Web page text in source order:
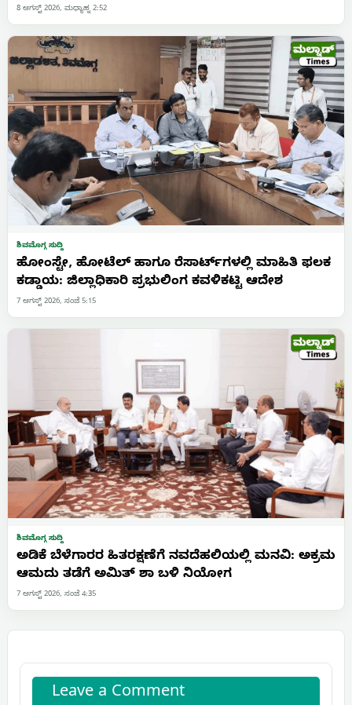
8 ಆಗಸ್ಟ್ 2026, ಮಧ್ಯಾಹ್ನ 2:52
ಶಿವಮೊಗ್ಗ ಸುದ್ದಿ
ಹೋಂಸ್ಟೇ, ಹೋಟೆಲ್ ಹಾಗೂ ರೆಸಾರ್ಟ್‌ಗಳಲ್ಲಿ ಮಾಹಿತಿ ಫಲಕ
ಕಡ್ಡಾಯ: ಜಿಲ್ಲಾಧಿಕಾರಿ ಪ್ರಭುಲಿಂಗ ಕವಳಿಕಟ್ಟಿ ಆದೇಶ
7 ಆಗಸ್ಟ್ 2026, ಸಂಜೆ 5:15
ಶಿವಮೊಗ್ಗ ಸುದ್ದಿ
ಅಡಿಕೆ ಬೆಳೆಗಾರರ ಹಿತರಕ್ಷಣೆಗೆ ನವದೆಹಲಿಯಲ್ಲಿ ಮನವಿ: ಅಕ್ರಮ
ಆಮದು ತಡೆಗೆ ಅಮಿತ್ ಶಾ ಬಳಿ ನಿಯೋಗ
7 ಆಗಸ್ಟ್ 2026, ಸಂಜೆ 4:35
Leave a Comment